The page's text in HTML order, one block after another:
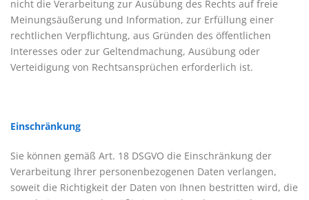
nicht die Verarbeitung zur Ausübung des Rechts auf freie
Meinungsäußerung und Information, zur Erfüllung einer
rechtlichen Verpflichtung, aus Gründen des öffentlichen
Interesses oder zur Geltendmachung, Ausübung oder
Verteidigung von Rechtsansprüchen erforderlich ist.
Einschränkung
Sie können gemäß Art. 18 DSGVO die Einschränkung der
Verarbeitung Ihrer personenbezogenen Daten verlangen,
soweit die Richtigkeit der Daten von Ihnen bestritten wird, die